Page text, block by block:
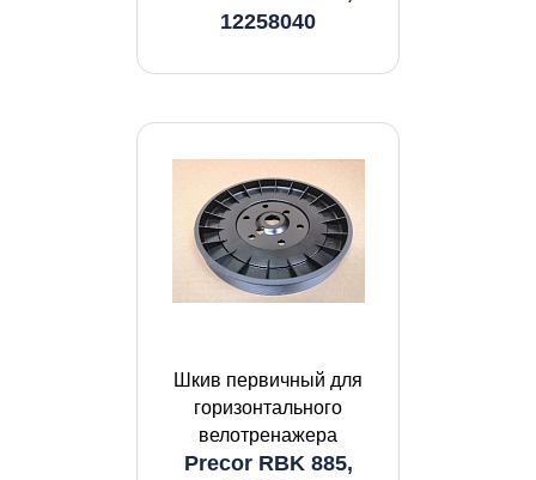
12258040
Шкив первичный для
горизонтального
велотренажера
Precor RBK 885,